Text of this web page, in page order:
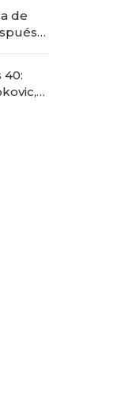
de
40: